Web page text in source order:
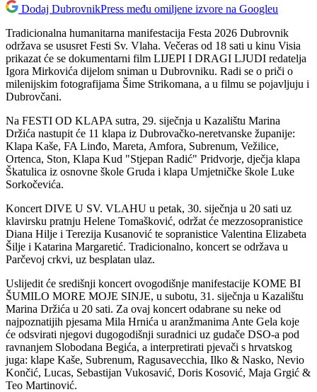
Dodaj DubrovnikPress među omiljene izvore na Googleu
Tradicionalna humanitarna manifestacija Festa 2026 Dubrovnik
održava se ususret Festi Sv. Vlaha. Večeras od 18 sati u kinu Visia
prikazat će se dokumentarni film LIJEPI I DRAGI LJUDI redatelja
Igora Mirkovića dijelom sniman u Dubrovniku. Radi se o priči o
milenijskim fotografijama Šime Strikomana, a u filmu se pojavljuju i
Dubrovčani.
Na FESTI OD KLAPA sutra, 29. siječnja u Kazalištu Marina
Držića nastupit će 11 klapa iz Dubrovačko-neretvanske županije:
Klapa Kaše, FA Linđo, Mareta, Amfora, Subrenum, Vežilice,
Ortenca, Ston, Klapa Kud "Stjepan Radić" Pridvorje, dječja klapa
Škatulica iz osnovne škole Gruda i klapa Umjetničke škole Luke
Sorkočevića.
Koncert DIVE U SV. VLAHU u petak, 30. siječnja u 20 sati uz
klavirsku pratnju Helene Tomašković, održat će mezzosopranistice
Diana Hilje i Terezija Kusanović te sopranistice Valentina Elizabeta
Šilje i Katarina Margaretić. Tradicionalno, koncert se održava u
Parčevoj crkvi, uz besplatan ulaz.
Uslijedit će središnji koncert ovogodišnje manifestacije KOME BI
ŠUMILO MORE MOJE SINJE, u subotu, 31. siječnja u Kazalištu
Marina Držića u 20 sati. Za ovaj koncert odabrane su neke od
najpoznatijih pjesama Mila Hrnića u aranžmanima Ante Gela koje
će odsvirati njegovi dugogodišnji suradnici uz gudače DSO-a pod
ravnanjem Slobodana Begića, a interpretirati pjevači s hrvatskog
juga: klape Kaše, Subrenum, Ragusavecchia, Ilko & Nasko, Nevio
Končić, Lucas, Sebastijan Vukosavić, Doris Kosović, Maja Grgić &
Teo Martinović.